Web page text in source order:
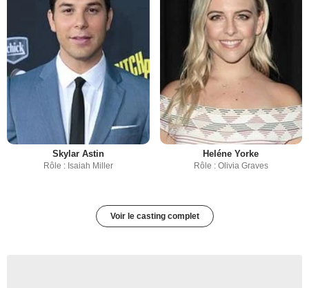
Skylar Astin
Rôle : Isaiah Miller
Heléne Yorke
Rôle : Olivia Graves
Voir le casting complet